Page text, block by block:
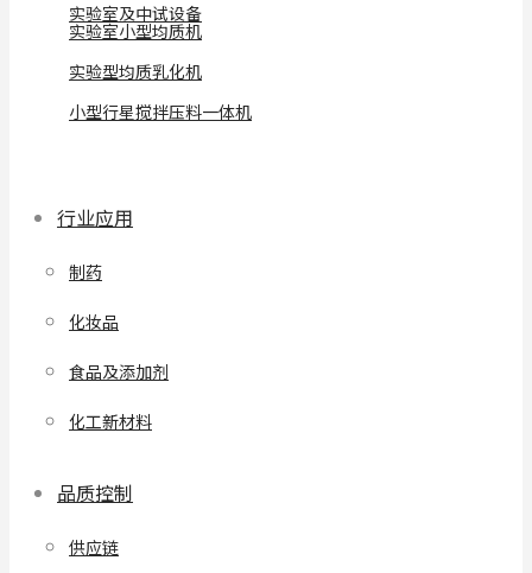
实验室及中试设备
实验室小型均质机
实验型均质乳化机
小型行星搅拌压料一体机
行业应用
制药
化妆品
食品及添加剂
化工新材料
品质控制
供应链